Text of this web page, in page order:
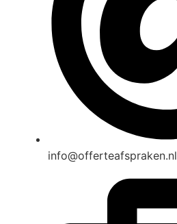
info@offerteafspraken.nl